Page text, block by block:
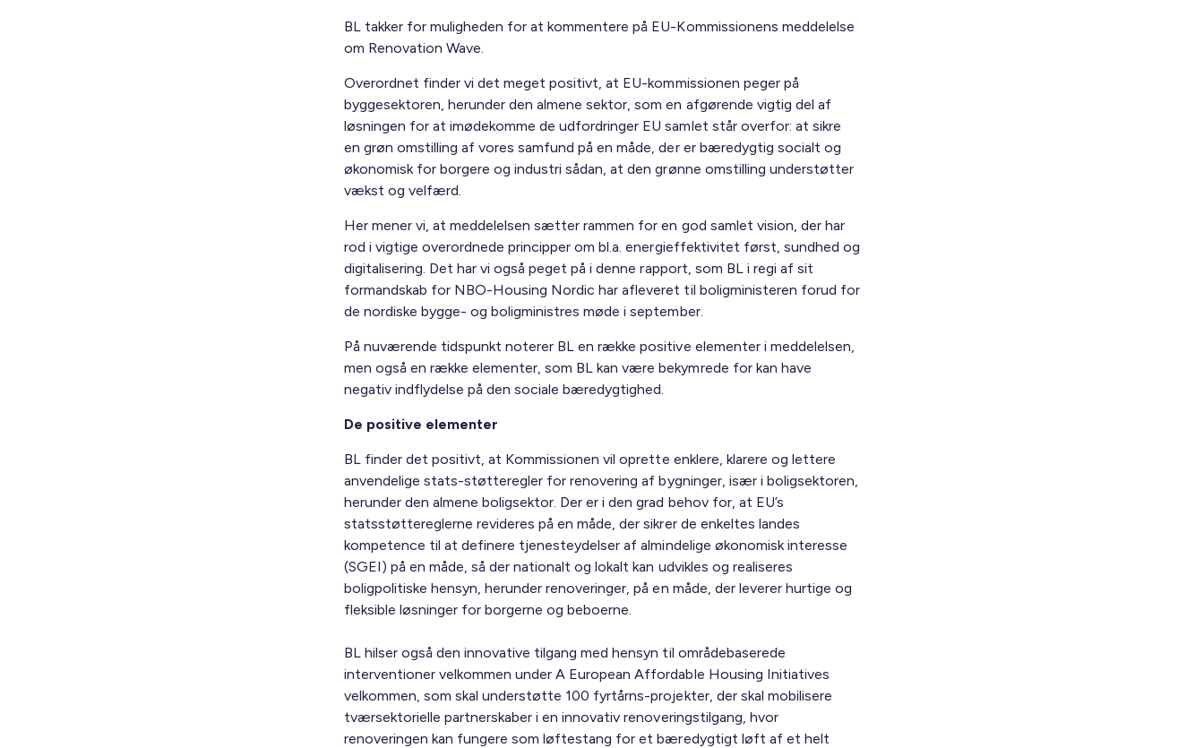
BL takker for muligheden for at kommentere på EU-Kommissionens meddelelse
om Renovation Wave.
Overordnet finder vi det meget positivt, at EU-kommissionen peger på
byggesektoren, herunder den almene sektor, som en afgørende vigtig del af
løsningen for at imødekomme de udfordringer EU samlet står overfor: at sikre
en grøn omstilling af vores samfund på en måde, der er bæredygtig socialt og
økonomisk for borgere og industri sådan, at den grønne omstilling understøtter
vækst og velfærd.
Her mener vi, at meddelelsen sætter rammen for en god samlet vision, der har
rod i vigtige overordnede principper om bl.a. energieffektivitet først, sundhed og
digitalisering. Det har vi også peget på i denne rapport, som BL i regi af sit
formandskab for NBO-Housing Nordic har afleveret til boligministeren forud for
de nordiske bygge- og boligministres møde i september.
På nuværende tidspunkt noterer BL en række positive elementer i meddelelsen,
men også en række elementer, som BL kan være bekymrede for kan have
negativ indflydelse på den sociale bæredygtighed.
De positive elementer
BL finder det positivt, at Kommissionen vil oprette enklere, klarere og lettere
anvendelige stats-støtteregler for renovering af bygninger, især i boligsektoren,
herunder den almene boligsektor. Der er i den grad behov for, at EU’s
statsstøttereglerne revideres på en måde, der sikrer de enkeltes landes
kompetence til at definere tjenesteydelser af almindelige økonomisk interesse
(SGEI) på en måde, så der nationalt og lokalt kan udvikles og realiseres
boligpolitiske hensyn, herunder renoveringer, på en måde, der leverer hurtige og
fleksible løsninger for borgerne og beboerne.
BL hilser også den innovative tilgang med hensyn til områdebaserede
interventioner velkommen under A European Affordable Housing Initiatives
velkommen, som skal understøtte 100 fyrtårns-projekter, der skal mobilisere
tværsektorielle partnerskaber i en innovativ renoveringstilgang, hvor
renoveringen kan fungere som løftestang for et bæredygtigt løft af et helt